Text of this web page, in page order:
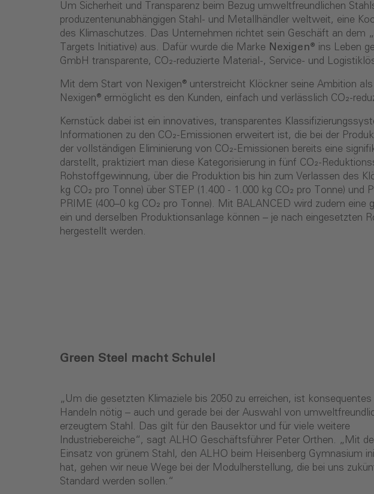
Um Sicherheit und Transparenz beim Bezug umweltfreundlichen
produzentenunabhängigen Stahl- und Metallhändler weltweit, eine
des Klimaschutzes. Das Unternehmen richtet sein Geschäft an dem
Targets Initiative) aus. Dafür wurde die Marke Nexigen® ins Leben
GmbH transparente, CO₂-reduzierte Material-, Service- und
Mit dem Start von Nexigen® unterstreicht Klöckner seine Ambition
Nexigen® ermöglicht es den Kunden, einfach und verlässlich CO₂-
Kernstück dabei ist ein innovatives, transparentes
Informationen zu den CO₂-Emissionen erweitert ist, die bei der
der vollständigen Eliminierung von CO₂-Emissionen bereits eine
darstellt, praktiziert man diese Kategorisierung in fünf CO₂-
Rohstoffgewinnung, über die Produktion bis hin zum Verlassen des
kg CO₂ pro Tonne) über STEP (1.400 - 1.000 kg CO₂ pro Tonne)
PRIME (400–0 kg CO₂ pro Tonne). Mit BALANCED wird zudem
ein und derselben Produktionsanlage können – je nach eingesetzten
hergestellt werden.
Green Steel macht Schule!
„Um die gesetzten Klimaziele bis 2050 zu erreichen, ist konsequentes
Handeln nötig – auch und gerade bei der Auswahl von
erzeugtem Stahl. Das gilt für den Bausektor und für viele weitere
Industriebereiche“, sagt ALHO Geschäftsführer Peter Orthen. „Mit
Einsatz von grünem Stahl, den ALHO beim Heisenberg Gymnasium
hat, gehen wir neue Wege bei der Modulherstellung, die bei uns
Standard werden sollen.“